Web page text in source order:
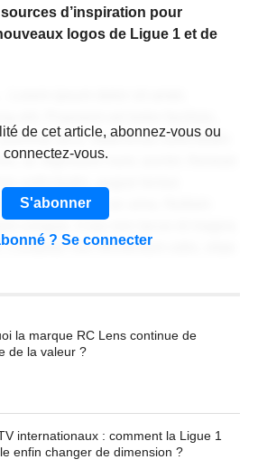
d’inspiration pour
logos de Ligue 1 et de
arcu. Maecenas sollicitudin
ac dignissim nunc auctor. Aenean
nulla urna ac urna. Nullam
Curabitur non fermentum odio, vitae
amet, consectetur adipiscing elit.
vulputate magna at, pulvinar
turpis a mauris ultrices, ac
Aenean feugiat, odio in facilisis
elementum felis, ut lacinia nulla
vitae est a risus dictum congue.
scelerisque sodales. Curabitur
vitae accumsan odio.
RÉSERVÉ AUX
ABONNÉS
de cet article, abonnez-vous ou
connectez-vous.
S'abonner
? Se connecter
la marque RC Lens continue de
de la valeur ?
internationaux : comment la Ligue 1
enfin changer de dimension ?